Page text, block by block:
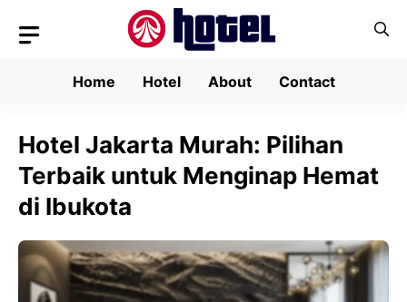
Home
Hotel About Contact
Hotel Jakarta Murah: Pilihan
Terbaik untuk Menginap Hemat
di Ibukota